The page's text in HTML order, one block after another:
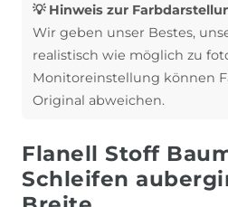
💡 Hinweis zur
Wir geben unser Bestes,
realistisch wie möglich zu
Monitoreinstellung können
Original abweichen.
Flanell Stoff
Schleifen